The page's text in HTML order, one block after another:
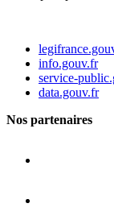
info.gouv.fr
service-
data.gouv.fr
Nos partenaires